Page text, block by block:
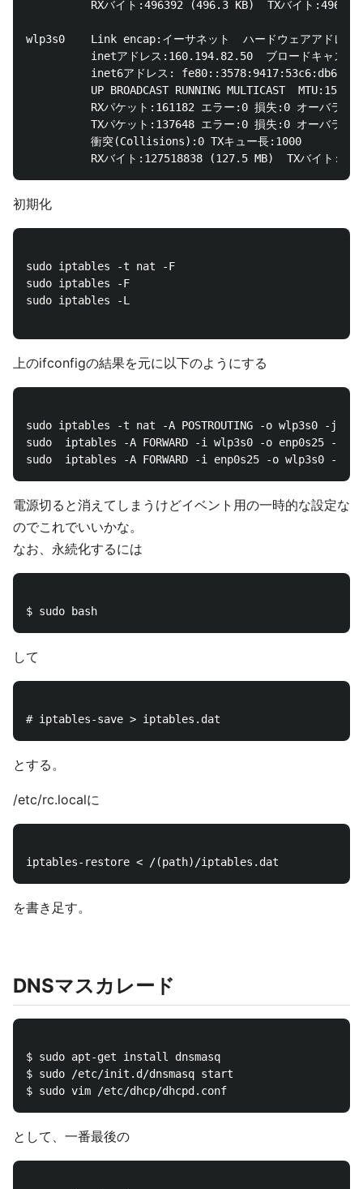
RXバイト:496392 (496.3 KB)  TXバイト
wlp3s0    Link encap:イーサネット  ハードウェアアド
inetアドレス:160.194.82.50  ブロードキャス
inet6アドレス: fe80::3578:9417:53c6:db6c/64
UP BROADCAST RUNNING MULTICAST  MTU:1500
RXパケット:161182 エラー:0 損失:0 オーバラン
TXパケット:137648 エラー:0 損失:0 オーバラン
          衝突(Collisions):0 TXキュー長:1000
初期化
sudo iptables -t nat -F
sudo iptables -F
sudo iptables -L
上のifconfigの結果を元に以下のようにする
sudo iptables -t nat -A POSTROUTING -o wlp3s0 -j
sudo  iptables -A FORWARD -i wlp3s0 -o enp0s25 -m
電源切ると消えてしまうけどイベント用の一時的な設定な
のでこれでいいかな。
なお、永続化するには
して
とする。
/etc/rc.localに
を書き足す。
DNSマスカレード
$ sudo apt-get install dnsmasq
$ sudo /etc/init.d/dnsmasq start
として、一番最後の